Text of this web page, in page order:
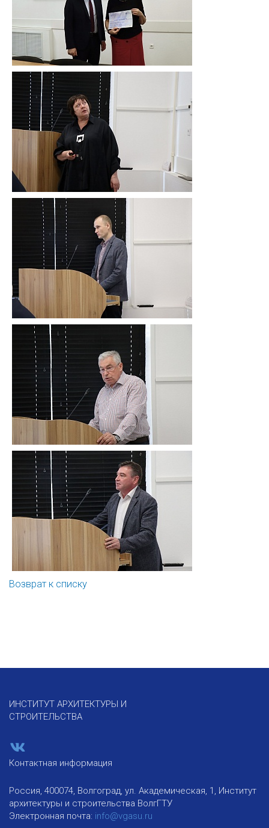
Возврат к списку
ИНСТИТУТ АРХИТЕКТУРЫ И
СТРОИТЕЛЬСТВА
Контактная информация
Россия, 400074, Волгоград, ул. Академическая, 1, Институт
архитектуры и строительства ВолгГТУ
Электронная почта: info@vgasu.ru